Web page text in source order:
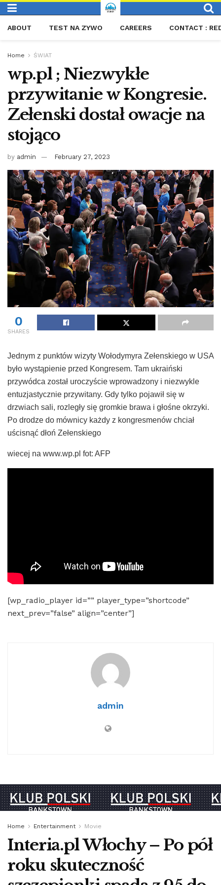
ABOUT TEST NA ZYWO CAREERS CONTACT :
Home ŚWIAT
wp.pl ; Niezwykłe
przywitanie w Kongresie.
Zełenski dostał owacje na
stojąco
by admin February 27, 2023
0
SHARES
Jednym z punktów wizyty Wołodymyra Zełenskiego w USA
było wystąpienie przed Kongresem. Tam ukraiński
przywódca został uroczyście wprowadzony i niezwykle
entuzjastycznie przywitany. Gdy tylko pojawił się w
drzwiach sali, rozległy się gromkie brawa i głośne okrzyki.
Po drodze do mównicy każdy z kongresmenów chciał
uścisnąć dłoń Zełenskiego
wiecej na www.wp.pl fot: AFP
[wp_radio_player id=”” player_type=”shortcode”
next_prev=”false” align=”center”]
admin
Home Entertainment Movie
Interia.pl Włochy – Po pół
roku skuteczność